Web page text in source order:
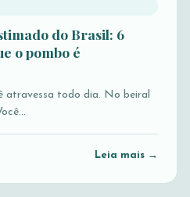
do Brasil: 6
o pombo é
atravessa todo dia. No beiral
Leia mais →